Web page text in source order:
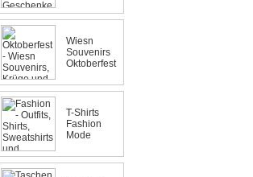
Wiesn
Souvenirs
Oktoberfest
T-Shirts
Fashion
Mode